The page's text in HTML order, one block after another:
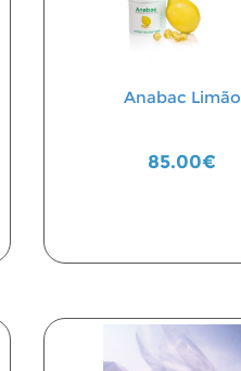
Anabac Limão
85.00€